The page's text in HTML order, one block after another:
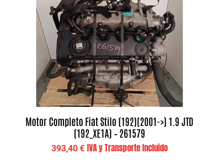
Motor Completo Fiat Stilo (192)(2001->) 1.9 JTD
(192_XE1A) – 261579
393,40€ IVA y Transporte Incluido